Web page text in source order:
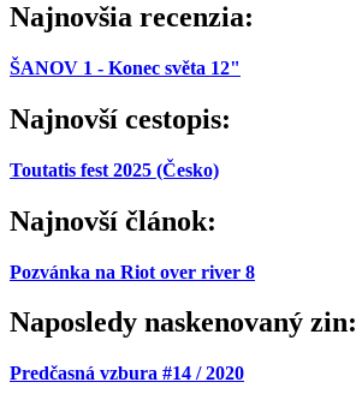
Najnovšia recenzia:
ŠANOV 1 - Konec světa 12"
Najnovší cestopis:
Toutatis fest 2025 (Česko)
Najnovší článok:
Pozvánka na Riot over river 8
Naposledy naskenovaný zin:
Predčasná vzbura #14 / 2020